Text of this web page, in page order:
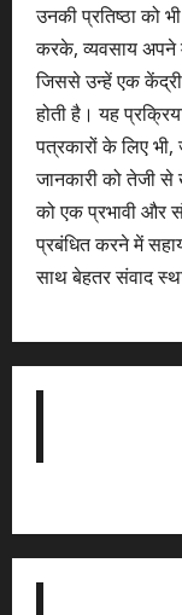
उनकी प्रतिष्ठा को
करके, व्यवसाय अपने
जिससे उन्हें एक
होती है। यह
पत्रकारों के लिए
जानकारी को तेजी
को एक प्रभावी और
प्रबंधित करने में
साथ बेहतर संवाद